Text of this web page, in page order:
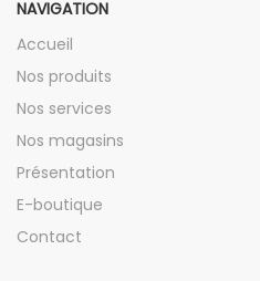
NAVIGATION
Accueil
Nos produits
Nos services
Nos magasins
Présentation
E-boutique
Contact